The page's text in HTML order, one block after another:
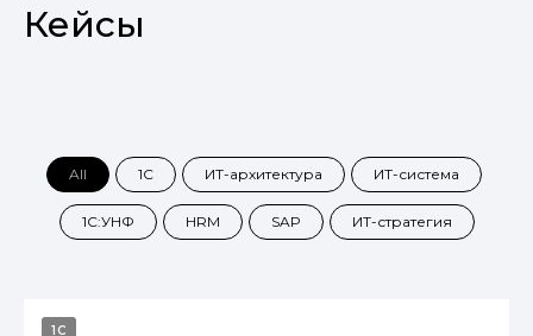
Кейсы
All 1С ИТ-архитектура ИТ-система
1С:УНФ HRM SAP ИТ-стратегия
1С